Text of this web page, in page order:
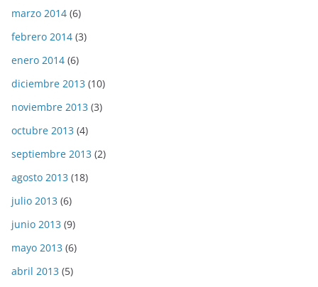
marzo 2014 (6)
febrero 2014 (3)
enero 2014 (6)
diciembre 2013 (10)
noviembre 2013 (3)
octubre 2013 (4)
septiembre 2013 (2)
agosto 2013 (18)
julio 2013 (6)
junio 2013 (9)
mayo 2013 (6)
abril 2013 (5)